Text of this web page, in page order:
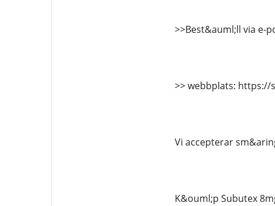
>>Best&auml;ll via e-
>> webbplats:
Vi accepterar
K&ouml;p Subutex